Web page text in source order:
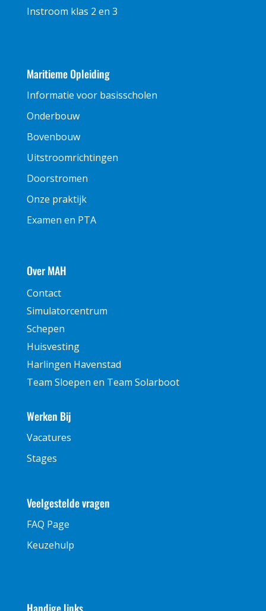
Instroom klas 2 en 3
Maritieme Opleiding
Informatie voor basisscholen
Onderbouw
Bovenbouw
Uitstroomrichtingen
Doorstromen
Onze praktijk
Examen en PTA
Over MAH
Contact
Simulatorcentrum
Schepen
Huisvesting
Harlingen Havenstad
Team Sloepen en Team Solarboot
Werken Bij
Vacatures
Stages
Veelgestelde vragen
FAQ Page
Keuzehulp
Handige links